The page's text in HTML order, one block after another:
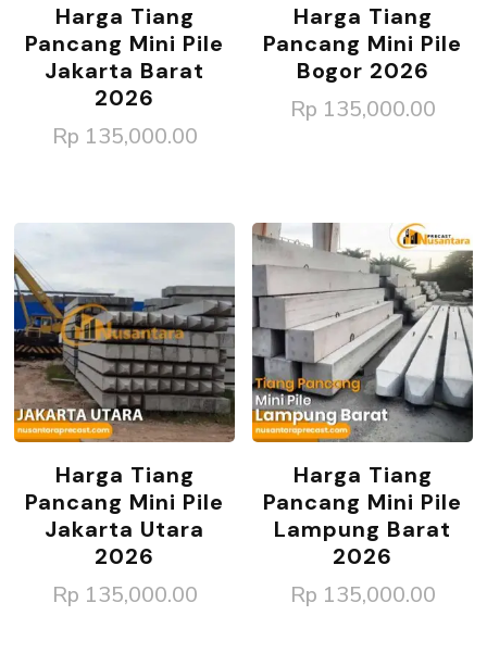
Harga Tiang
Pancang Mini Pile
Jakarta Barat
2026
Rp 135,000.00
Harga Tiang
Pancang Mini Pile
Bogor 2026
Rp 135,000.00
Harga Tiang
Pancang Mini Pile
Jakarta Utara
2026
Rp 135,000.00
Harga Tiang
Pancang Mini Pile
Lampung Barat
2026
Rp 135,000.00